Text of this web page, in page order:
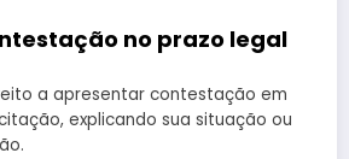
no prazo legal
a apresentar contestação em
explicando sua situação ou